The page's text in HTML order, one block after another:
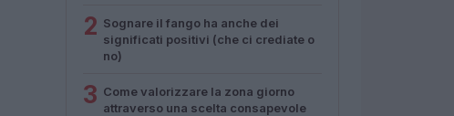
2 Sognare il fango ha anche dei
significati positivi (che ci crediate o
no)
3 Come valorizzare la zona giorno
attraverso una scelta consapevole